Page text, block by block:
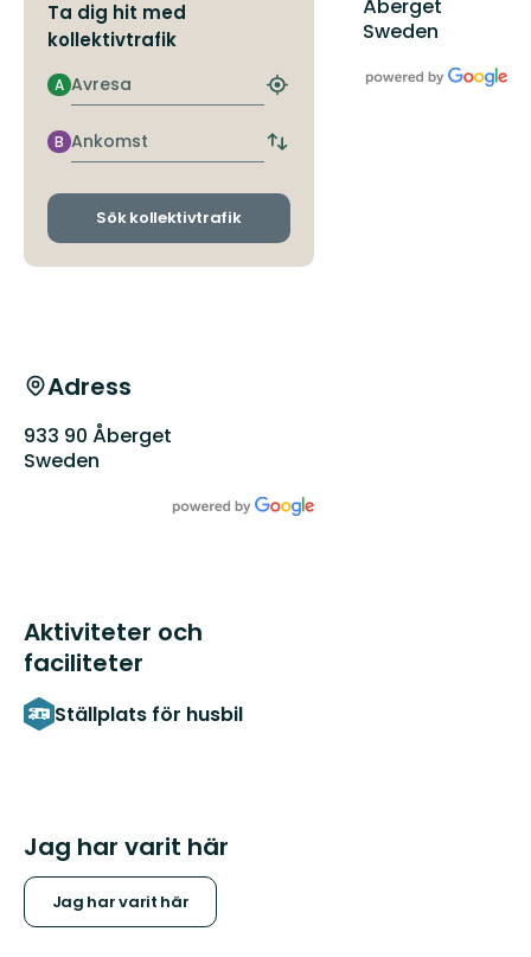
Ta dig hit med
kollektivtrafik
Avresa
A
Hitta
hållplats
Ankomst
B
Byt
och
Sök kollektivtrafik
Adress
933 90 Åberget
Sweden
Aktiviteter och
faciliteter
Ställplats för husbil
Jag har varit här
Jag har varit här
Åberget
Sweden